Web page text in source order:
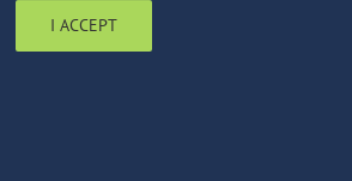
I ACCEPT